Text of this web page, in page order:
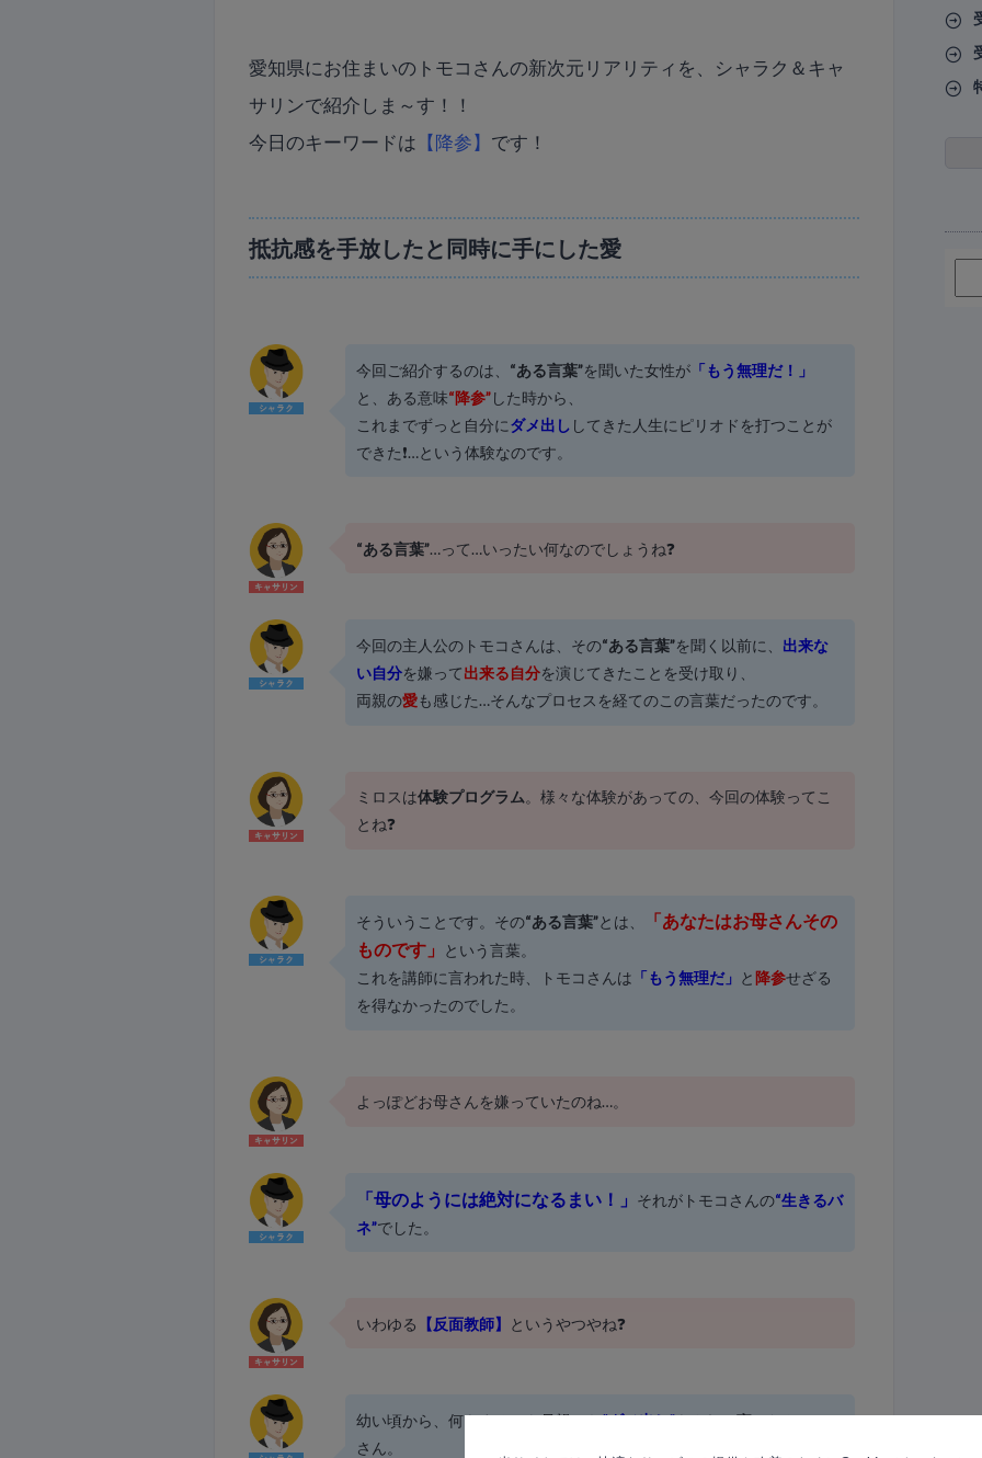
愛知県にお住まいのトモコさんの新次元リアリティを、シャラク＆キャ
サリンで紹介しま～す！！
今日のキーワードは 【降参】 です！
抵抗感を手放したと同時に手にした愛
今回ご紹介するのは、 “ある言葉”を聞いた女性が 「もう無理だ！」
と、ある意味“降参”した時から、
これまでずっと自分にダメ出し してきた人生にピリオドを打つことが
できた❗…という体験なのです。
“ある言葉”…って…いったい何なのでしょうね❓
今回の主人公のトモコさんは、その“ある言葉”を聞く以前に、 出来な
い自分を嫌って出来る自分を演じてきたことを受け取り、
両親の愛も感じた…そんなプロセスを経てのこの言葉だったのです。
ミロスは体験プログラム。様々な体験があっての、今回の体験ってこ
とね❓
そういうことです。その“ある言葉”とは、
「あなたはお母さんその
ものです」
という言葉。
これを講師に言われた時、トモコさんは 「もう無理だ」 と 降参せざる
を得なかったのでした。
よっぽどお母さんを嫌っていたのね…。
「母のようには絶対になるまい！」 それがトモコさんの“生きるバ
ネ”でした。
いわゆる 【反面教師】 というやつやね❓
幼い頃から、何をするにも母親から“ダメ出し”をされて育ったトモコ
さん。